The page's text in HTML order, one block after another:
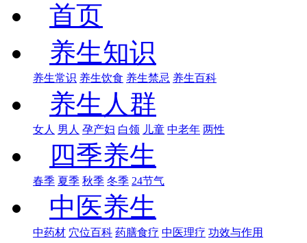
首页
养生知识
养生常识 养生饮食 养生禁忌 养生百科
养生人群
女人 男人 孕产妇 白领 儿童 中老年 两性
四季养生
春季 夏季 秋季 冬季 24节气
中医养生
中药材 穴位百科 药膳食疗 中医理疗 功效与作用